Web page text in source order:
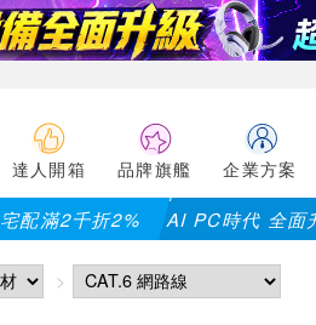
達人開箱 品牌旗艦 企業方案
宅配滿2千折2% AI PC時代 全面